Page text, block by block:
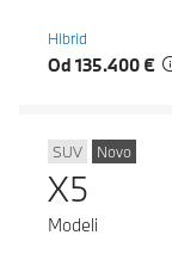
Hibrid
Od 135.400 €
SUV Novo
X5
Modeli